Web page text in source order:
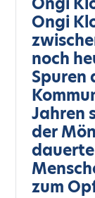
Ongi
noch
Spuren
Jahren
der
zum